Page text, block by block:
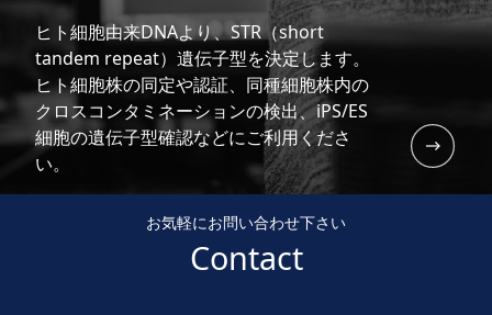
ヒト細胞由来DNAより、STR（short
tandem repeat）遺伝子型を決定します。
ヒト細胞株の同定や認証、同種細胞株内の
クロスコンタミネーションの検出、iPS/ES
細胞の遺伝子型確認などにご利用くださ
い。
お気軽にお問い合わせ下さい
Contact